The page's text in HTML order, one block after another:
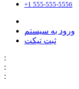
+1 555-555-5556
ورود به سیستم
ثبت تیکت
:
:
: